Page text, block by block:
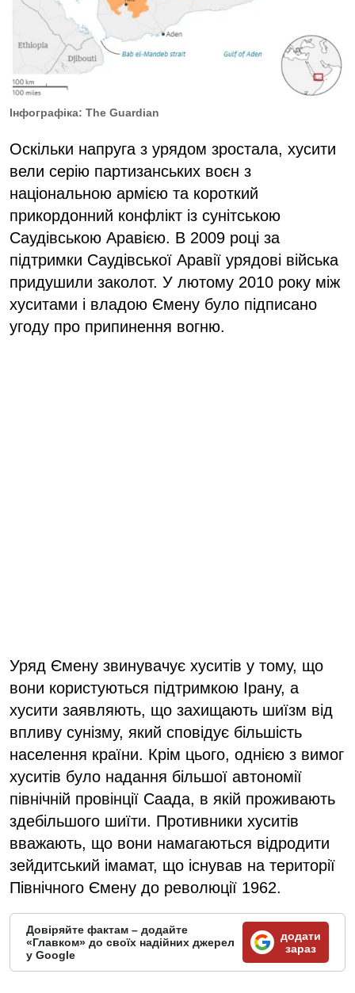
Інфографіка: The Guardian
Оскільки напруга з урядом зростала, хусити
вели серію партизанських воєн з
національною армією та короткий
прикордонний конфлікт із сунітською
Саудівською Аравією. В 2009 році за
підтримки Саудівської Аравії урядові війська
придушили заколот. У лютому 2010 року між
хуситами і владою Ємену було підписано
угоду про припинення вогню.
Уряд Ємену звинувачує хуситів у тому, що
вони користуються підтримкою Ірану, а
хусити заявляють, що захищають шиїзм від
впливу сунізму, який сповідує більшість
населення країни. Крім цього, однією з вимог
хуситів було надання більшої автономії
північній провінції Саада, в якій проживають
здебільшого шиїти. Противники хуситів
вважають, що вони намагаються відродити
зейдитський імамат, що існував на території
Північного Ємену до революції 1962.
Довіряйте фактам – додайте
«Главком» до своїх надійних джерел
у Google
додати
зараз